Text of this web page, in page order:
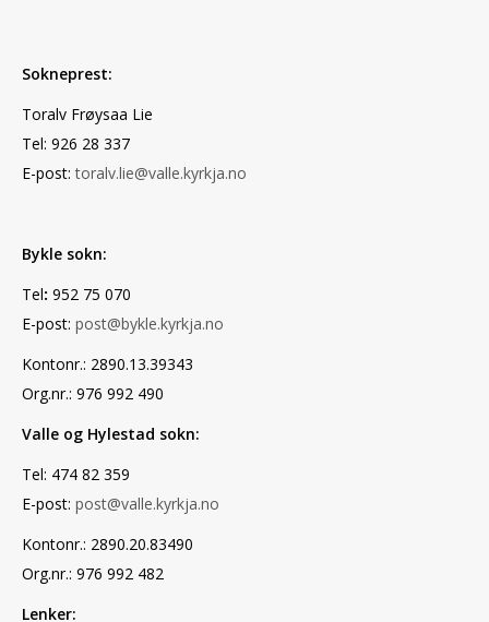
Sokneprest:
Toralv Frøysaa Lie
Tel: 926 28 337
E-post:toralv.lie@valle.kyrkja.no
Bykle sokn:
Tel: 952 75 070
E-post: post@bykle.kyrkja.no
Kontonr.: 2890.13.39343
Org.nr.: 976 992 490
Valle og Hylestad sokn:
Tel: 474 82 359
E-post: post@valle.kyrkja.no
Kontonr.: 2890.20.83490
Org.nr.: 976 992 482
Lenker: